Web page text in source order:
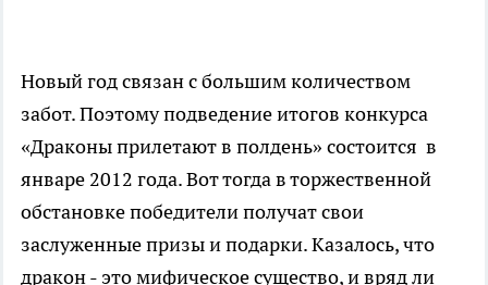
Новый год связан с большим количеством
забот. Поэтому подведение итогов конкурса
«Драконы прилетают в полдень» состоится в
январе 2012 года. Вот тогда в торжественной
обстановке победители получат свои
заслуженные призы и подарки. Казалось, что
дракон - это мифическое существо, и вряд ли